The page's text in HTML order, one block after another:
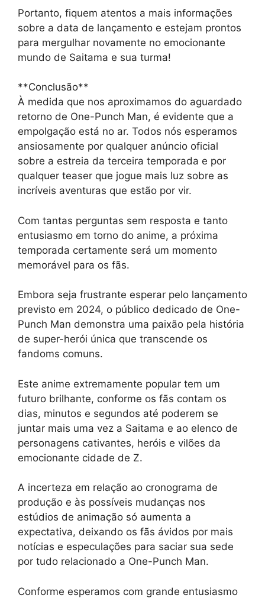
Portanto, fiquem atentos a mais informações
sobre a data de lançamento e estejam prontos
para mergulhar novamente no emocionante
mundo de Saitama e sua turma!
**Conclusão**
À medida que nos aproximamos do aguardado
retorno de One-Punch Man, é evidente que a
empolgação está no ar. Todos nós esperamos
ansiosamente por qualquer anúncio oficial
sobre a estreia da terceira temporada e por
qualquer teaser que jogue mais luz sobre as
incríveis aventuras que estão por vir.
Com tantas perguntas sem resposta e tanto
entusiasmo em torno do anime, a próxima
temporada certamente será um momento
memorável para os fãs.
Embora seja frustrante esperar pelo lançamento
previsto em 2024, o público dedicado de One-
Punch Man demonstra uma paixão pela história
de super-herói única que transcende os
fandoms comuns.
Este anime extremamente popular tem um
futuro brilhante, conforme os fãs contam os
dias, minutos e segundos até poderem se
juntar mais uma vez a Saitama e ao elenco de
personagens cativantes, heróis e vilões da
emocionante cidade de Z.
A incerteza em relação ao cronograma de
produção e às possíveis mudanças nos
estúdios de animação só aumenta a
expectativa, deixando os fãs ávidos por mais
notícias e especulações para saciar sua sede
por tudo relacionado a One-Punch Man.
Conforme esperamos com grande entusiasmo